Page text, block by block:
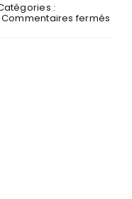
:
Commentaires fermés